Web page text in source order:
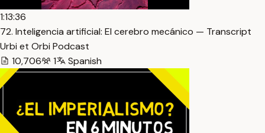
1:13:36
72. Inteligencia artificial: El cerebro mecánico — Transcript
Urbi et Orbi Podcast
10,706
1 Spanish